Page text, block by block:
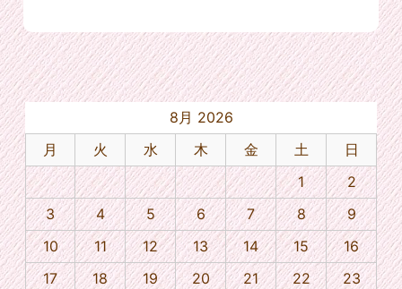
8月 2026
月
火 水 木 金 土
日
1
2
3
4 5 6 7 8
9
10
11 12 13 14 15
16
17
18 19 20 21 22
23